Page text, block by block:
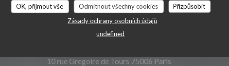
OK, přijmout vše Odmítnout všechny cookies
Přizpůsobit
Zásady ochrany osobních údajů
undefined
Mapa a kontakt
10 rue Gregoire de Tours 75006 Paris